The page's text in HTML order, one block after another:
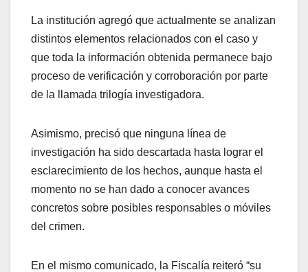
La institución agregó que actualmente se analizan
distintos elementos relacionados con el caso y
que toda la información obtenida permanece bajo
proceso de verificación y corroboración por parte
de la llamada trilogía investigadora.
Asimismo, precisó que ninguna línea de
investigación ha sido descartada hasta lograr el
esclarecimiento de los hechos, aunque hasta el
momento no se han dado a conocer avances
concretos sobre posibles responsables o móviles
del crimen.
En el mismo comunicado, la Fiscalía reiteró “su